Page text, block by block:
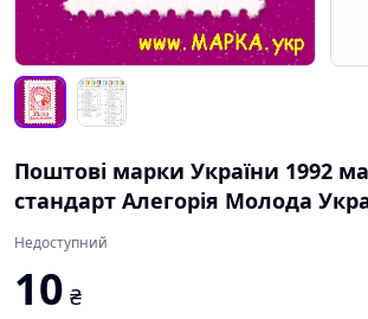
Поштові марки України 1992
стандарт Алегорія Молода
Недоступний
10 ₴